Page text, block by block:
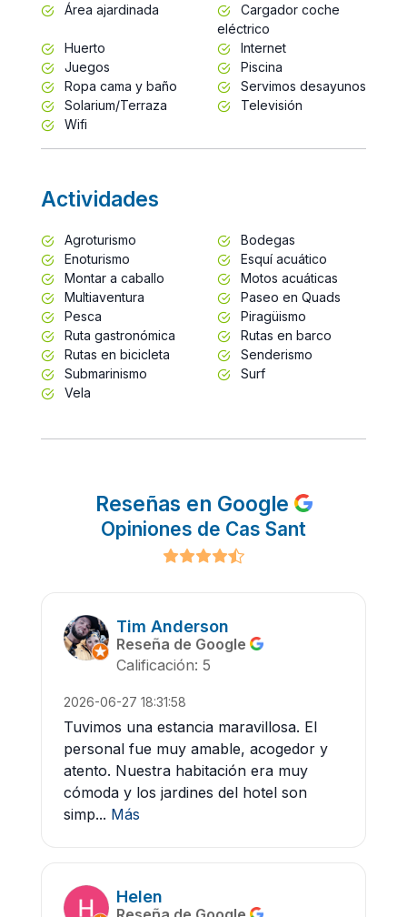
Área ajardinada
Cargador coche
eléctrico
Huerto
Internet
Juegos
Piscina
Ropa cama y baño
Servimos desayunos
Solarium/Terraza
Televisión
Wifi
Actividades
Agroturismo
Bodegas
Enoturismo
Esquí acuático
Montar a caballo
Motos acuáticas
Multiaventura
Paseo en Quads
Pesca
Piragüismo
Ruta gastronómica
Rutas en barco
Rutas en bicicleta
Senderismo
Submarinismo
Surf
Vela
Reseñas en Google
Opiniones de Cas Sant
Tim Anderson
Reseña de Google
Calificación: 5
2026-06-27 18:31:58
Tuvimos una estancia maravillosa. El
personal fue muy amable, acogedor y
atento. Nuestra habitación era muy
cómoda y los jardines del hotel son
simp... Más
Helen